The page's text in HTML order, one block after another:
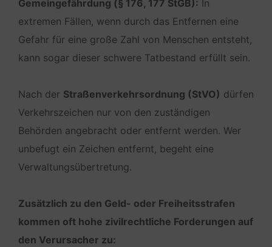
Gemeingefährdung (§ 176, 177 StGB): In
extremen Fällen, wenn durch das Entfernen eine
Gefahr für eine große Zahl von Menschen entsteht,
kann sogar dieser schwere Tatbestand erfüllt sein.
Nach der Straßenverkehrsordnung (StVO) dürfen
Verkehrszeichen nur von den zuständigen
Behörden angebracht oder entfernt werden. Wer
unbefugt ein Zeichen entfernt, begeht eine
Verwaltungsübertretung.
Zusätzlich zu den Geld- oder Freiheitsstrafen
kommen oft hohe zivilrechtliche Forderungen auf
den Verursacher zu: